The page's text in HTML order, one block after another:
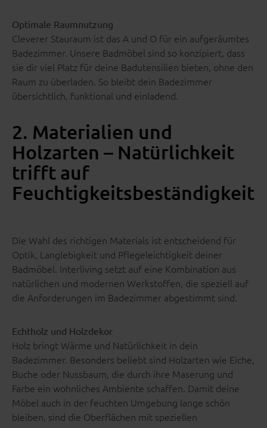
Optimale Raumnutzung
Cleverer Stauraum ist das A und O für ein aufgeräumtes
Badezimmer. Unsere Badmöbel sind so konzipiert, dass
sie dir viel Platz für deine Badutensilien bieten, ohne den
Raum zu überladen. So bleibt dein Badezimmer
übersichtlich, funktional und einladend.
2. Materialien und
Holzarten – Natürlichkeit
trifft auf
Feuchtigkeitsbeständigkeit
Die Wahl des richtigen Materials ist entscheidend für
Optik, Langlebigkeit und Pflegeleichtigkeit deiner
Badmöbel. Interliving setzt auf eine Kombination aus
natürlichen und modernen Werkstoffen, die speziell auf
die Anforderungen im Badezimmer abgestimmt sind.
Echtholz und Holzdekor
Holz bringt Wärme und Natürlichkeit in dein
Badezimmer. Besonders beliebt sind Holzarten wie Eiche,
Buche oder Nussbaum, die durch ihre Maserung und
Farbe ein wohnliches Ambiente schaffen. Damit deine
Möbel auch in der feuchten Umgebung lange schön
bleiben, sind die Oberflächen mit speziellen